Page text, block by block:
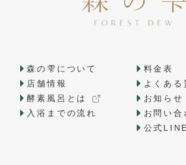
森の雫について
店舗情報
酵素風呂とは
入浴までの流れ
料金表
よくある
お知らせ
お問い合
公式